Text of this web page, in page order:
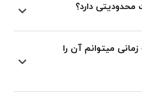
محدودیتی دارد؟
میتوانم آن را